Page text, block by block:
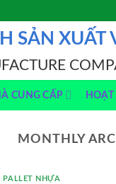
SẢN XUẤT
CUNG CẤP
MONTHLY
PALLET NHỰA